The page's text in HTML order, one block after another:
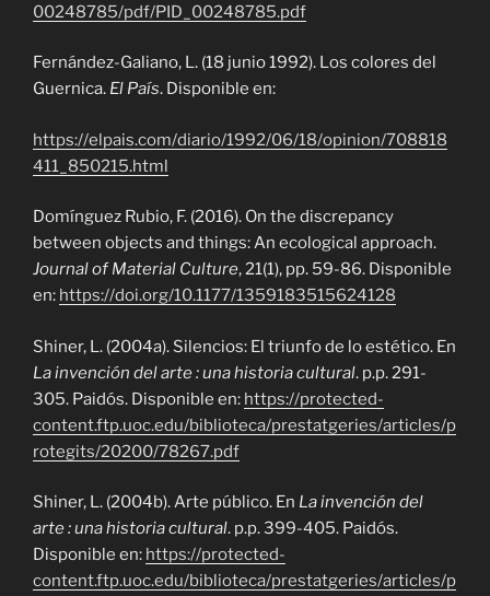
00248785/pdf/PID_00248785.pdf
Fernández-Galiano, L. (18 junio 1992). Los colores del
Guernica. El País. Disponible en:
https://elpais.com/diario/1992/06/18/opinion/708818
411_850215.html
Domínguez Rubio, F. (2016). On the discrepancy
between objects and things: An ecological approach.
Journal of Material Culture, 21(1), pp. 59-86. Disponible
en: https://doi.org/10.1177/1359183515624128
Shiner, L. (2004a). Silencios: El triunfo de lo estético. En
La invención del arte : una historia cultural. p.p. 291-
305. Paidós. Disponible en: https://protected-
content.ftp.uoc.edu/biblioteca/prestatgeries/articles/p
rotegits/20200/78267.pdf
Shiner, L. (2004b). Arte público. En La invención del
arte : una historia cultural. p.p. 399-405. Paidós.
Disponible en: https://protected-
content.ftp.uoc.edu/biblioteca/prestatgeries/articles/p